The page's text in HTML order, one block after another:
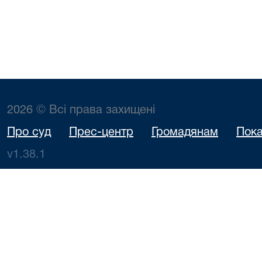
2026 © Всі права захищені
Про суд Прес-центр Громадянам
v1.38.1